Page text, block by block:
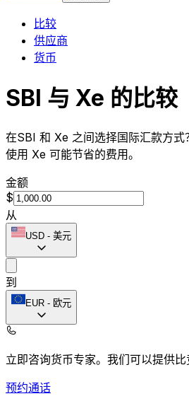
比较
供应商
货币
SBI 与 Xe 的比较
在SBI 和 Xe 之间选择国际汇款方
使用 Xe 可能节省的费用。
金额
$
从
USD - 美元
到
EUR - 欧元
立即咨询货币专家。 我们可以提供比
预约通话